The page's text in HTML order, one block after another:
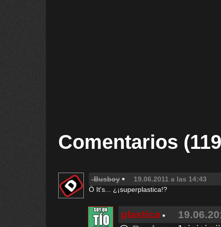
Comentarios
-Busboy
19.06.2011 a las 14:43
Ö It's... ¿¡superplastica!?
plastica